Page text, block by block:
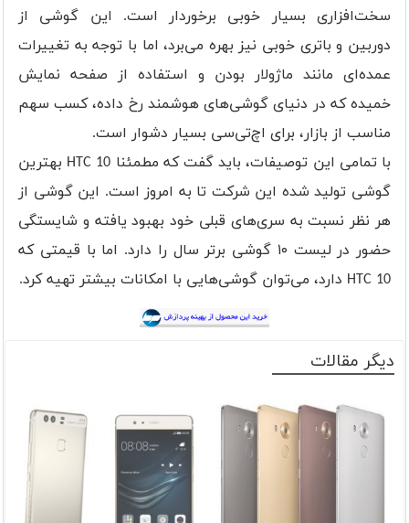
سخت‌افزاری بسیار خوبی برخوردار است. این گوشی از
دوربین و باتری خوبی نیز بهره می‌برد، اما با توجه به تغییرات
عمده‌ای مانند ماژولار بودن و استفاده از صفحه نمایش
خمیده که در دنیای گوشی‌های هوشمند رخ داده، کسب سهم
مناسب از بازار، برای اچ‌تی‌سی بسیار دشوار است.
با تمامی این توصیفات، باید گفت که مطمئنا HTC 10 بهترین
گوشی تولید شده این شرکت تا به امروز است. این گوشی از
هر نظر نسبت به سری‌های قبلی خود بهبود یافته و شایستگی
حضور در لیست ۱۰ گوشی برتر سال را دارد. اما با قیمتی که
HTC 10 دارد، می‌توان گوشی‌هایی با امکانات بیشتر تهیه کرد.
دیگر مقالات